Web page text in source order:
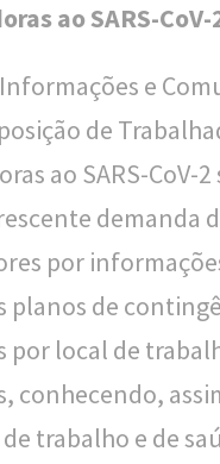
ao SARS-CoV-
e
de
ao SARS-CoV-
demanda
por
planos de
por local de
conhecendo,
trabalho e de